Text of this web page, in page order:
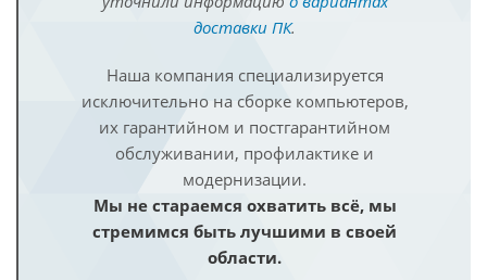
доставки ПК.
Наша компания специализируется
исключительно на сборке компьютеров,
их гарантийном и постгарантийном
обслуживании, профилактике и
модернизации.
Мы не стараемся охватить всё, мы
стремимся быть лучшими в своей
области.